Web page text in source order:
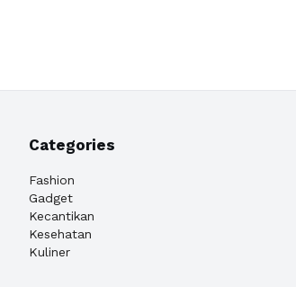
Categories
Fashion
Gadget
Kecantikan
Kesehatan
Kuliner